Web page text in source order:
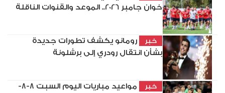
خوان جامبر 2026.. الموعد والقنوات الناقلة
خبر
رومانو يكشف تطورات جديدة
بشأن انتقال رودري إلى برشلونة
خبر
مواعيد مباريات اليوم السبت 8-8-